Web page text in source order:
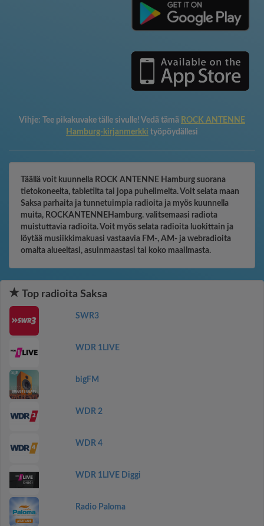
Vihje: Tee pikakuvake tälle sivulle! Vedä tämä ROCK ANTENNE
Hamburg-kirjanmerkki työpöydällesi
Täällä voit kuunnella ROCK ANTENNE Hamburg suorana
tietokoneelta, tabletilta tai jopa puhelimelta. Voit selata maan
Saksa parhaita ja tunnetuimpia radioita ja myös kuunnella
muita, ROCKANTENNEHamburg. valitsemaasi radiota
muistuttavia radioita. Voit myös selata radioita luokittain ja
löytää musiikkimakuasi vastaavia FM-, AM- ja webradioita
omalta alueeltasi, asuinmaastasi tai koko maailmasta.
Top radioita Saksa
SWR3
WDR 1LIVE
bigFM
WDR 2
WDR 4
WDR 1LIVE Diggi
Radio Paloma